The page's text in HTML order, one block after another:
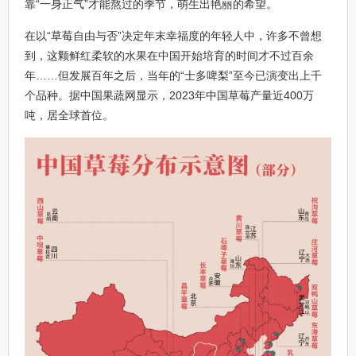
靠“一身正气”才能熬过的季节，萌生出艳丽的希望。
在以“草莓自由与否”决定年末幸福度的年轻人中，许多不曾想
到，这颗鲜红柔软的水果在中国开始培育的时间才不过百余
年……但发展百年之后，当年的“士多啤梨”至今已演变出上千
个品种。据中国果蔬网显示，2023年中国草莓产量近400万
吨，居全球首位。